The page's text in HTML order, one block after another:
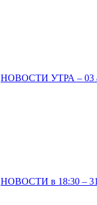
НОВОСТИ УТРА – 03
НОВОСТИ в 18:30 –